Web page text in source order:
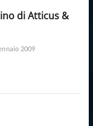
di Atticus &
2009